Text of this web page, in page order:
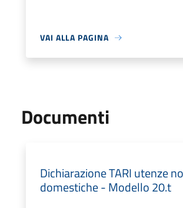
VAI ALLA PAGINA
Documenti
Dichiarazione TARI utenze
domestiche - Modello 20.t